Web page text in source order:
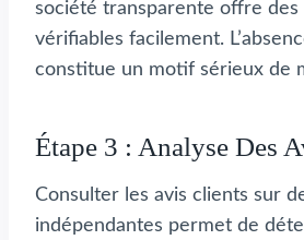
société transparente offre
vérifiables facilement.
constitue un motif sérieux de
Étape 3 : Analyse Des
Consulter les avis clients sur
indépendantes permet de